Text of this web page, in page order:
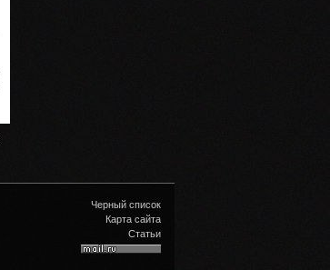
Черный список
Карта сайта
Статьи